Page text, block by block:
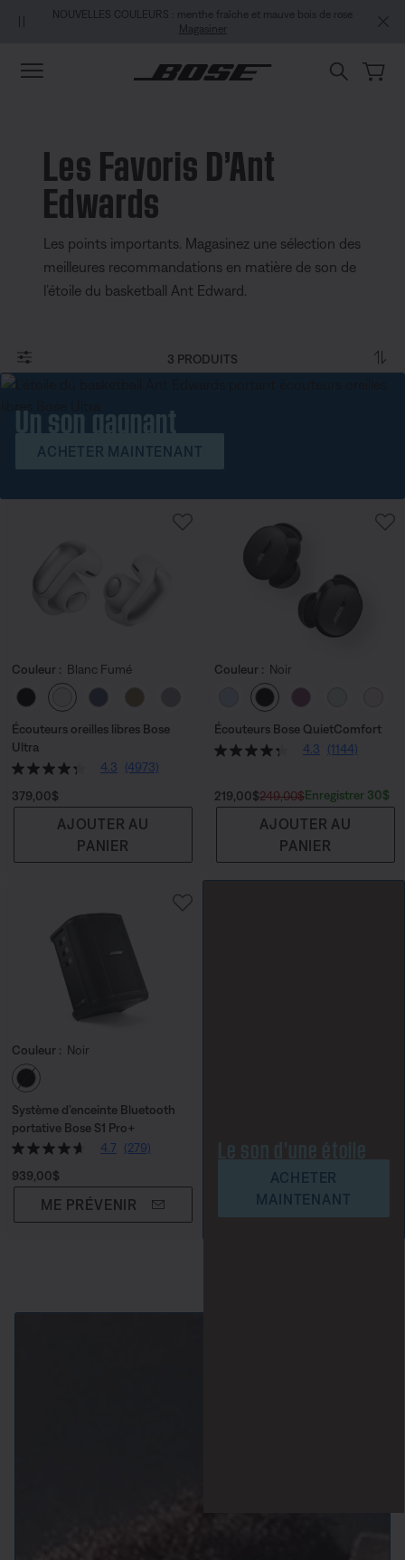
Aller au contenu principal
Passer au Clavardage de soutien
Aller au contenu du pied de page
Passer à la Déclaration d’accessibilité
UNE EXCLUSIVITÉ MON BOSE : Nouveau Casque QuietComfort (2e
Se connecter ou s’inscrire
rose
Les Favoris D’Ant
Edwards
Les points importants. Magasinez une sélection des
meilleures recommandations en matière de son de
l’étoile du basketball Ant Edward.
3 PRODUITS
Un son gagnant
ACHETER MAINTENANT
Couleur : Blanc Fumé
Choisissez la couleur
Écouteurs oreilles libres Bose
Ultra
4.3
(4973)
Prix :
379,00$
AJOUTER AU
PANIER
Couleur : Noir
Choisissez la
Écouteurs Bose QuietComfort
4.3
(1144)
Prix actuel :
219,00$Prix original :
249,00$Enregistrer 30$
AJOUTER AU
PANIER
Couleur : Noir
Choisissez la couleur
Système d’enceinte Bluetooth
portative Bose S1 Pro+
4.7
(279)
Prix :
939,00$
ME PRÉVENIR
Le son d’une étoile
ACHETER
MAINTENANT